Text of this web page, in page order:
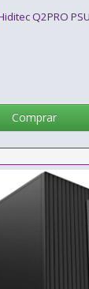
Q2PRO
Comprar